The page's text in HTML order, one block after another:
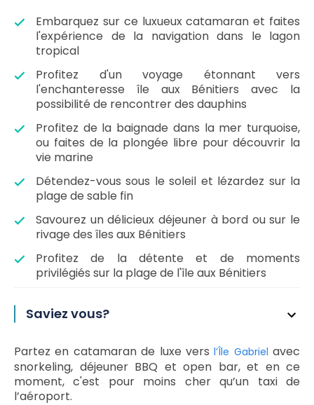
Embarquez sur ce luxueux catamaran et faites
l'expérience de la navigation dans le lagon
tropical
Profitez d'un voyage étonnant vers
l'enchanteresse île aux Bénitiers avec la
possibilité de rencontrer des dauphins
Profitez de la baignade dans la mer turquoise,
ou faites de la plongée libre pour découvrir la
vie marine
Détendez-vous sous le soleil et lézardez sur la
plage de sable fin
Savourez un délicieux déjeuner à bord ou sur le
rivage des îles aux Bénitiers
Profitez de la détente et de moments
privilégiés sur la plage de l'île aux Bénitiers
Saviez vous?
Partez en catamaran de luxe versl’Île Gabriel avec
snorkeling, déjeuner BBQ et open bar, et en ce
moment, c'est pour moins cher qu’un taxi de
l’aéroport.